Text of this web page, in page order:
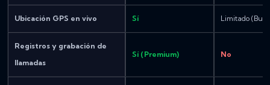
Ubicación GPS en vivo Sí Limitado
Registros y grabación de
llamadas
Sí (Premium) No